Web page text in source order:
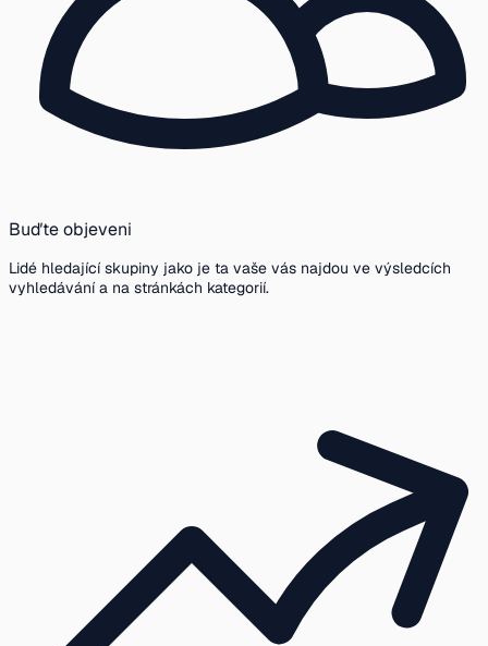
Buďte objeveni
Lidé hledající skupiny jako je ta vaše vás najdou ve výsledcích
vyhledávání a na stránkách kategorií.